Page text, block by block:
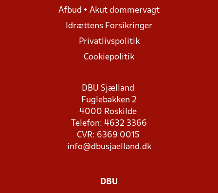
Afbud + Akut dommervagt
Idrættens Forsikringer
Privatlivspolitik
Cookiepolitik
DBU Sjælland
Fuglebakken 2
4000 Roskilde
Telefon: 4632 3366
CVR: 6369 0015
info@dbusjaelland.dk
DBU